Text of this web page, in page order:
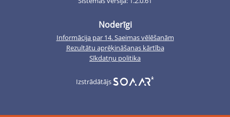
Izstrādātājs
Noderīgi
Informācija par 14. Saeimas vēlēšanām
Rezultātu aprēķināšanas kārtība
Sīkdatņu politika